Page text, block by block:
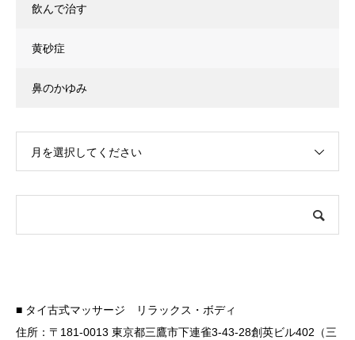
飲んで治す
黄砂症
鼻のかゆみ
月を選択してください
■ タイ古式マッサージ リラックス・ボディ
住所：〒181-0013 東京都三鷹市下連雀3-43-28創英ビル402（三